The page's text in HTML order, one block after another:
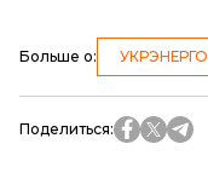
Больше о: УКРЭНЕРГО
Поделиться: